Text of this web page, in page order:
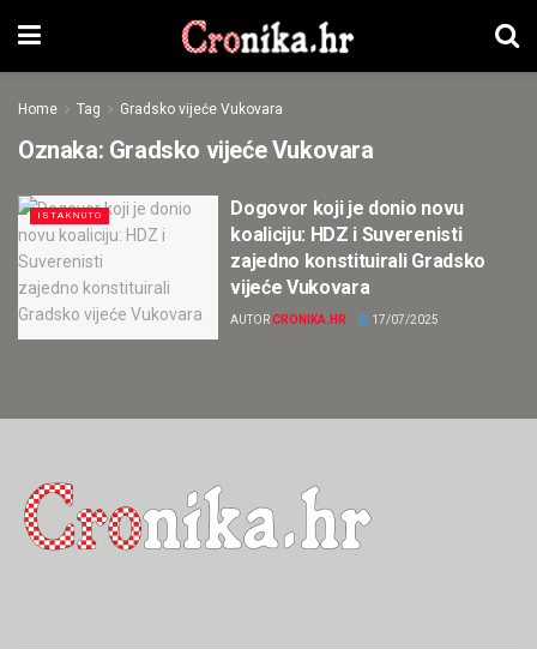
Home Tag Gradsko vijeće Vukovara
Oznaka: Gradsko vijeće Vukovara
ISTAKNUTO
Dogovor koji je donio novu
koaliciju: HDZ i Suverenisti
zajedno konstituirali Gradsko
vijeće Vukovara
AUTORCRONIKA.HR 17/07/2025